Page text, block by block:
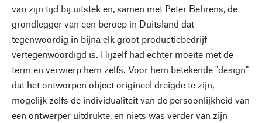
van zijn tijd bij uitstek en, samen met Peter Behrens, de
grondlegger van een beroep in Duitsland dat
tegenwoordig in bijna elk groot productiebedrijf
vertegenwoordigd is. Hijzelf had echter moeite met de
term en verwierp hem zelfs. Voor hem betekende "design"
dat het ontworpen object origineel dreigde te zijn,
mogelijk zelfs de individualiteit van de persoonlijkheid van
een ontwerper uitdrukte, en niets was verder van zijn